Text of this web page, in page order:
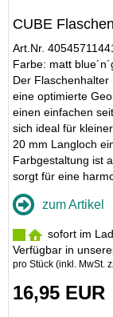
CUBE
Art.Nr.
Farbe: matt
Der
eine optimierte
einen einfachen
sich ideal für
20 mm Langloch
Farbgestaltung ist
sorgt für eine
zum Artikel
sofort im
Verfügbar in
pro Stück (inkl. MwSt.
16,95 EUR